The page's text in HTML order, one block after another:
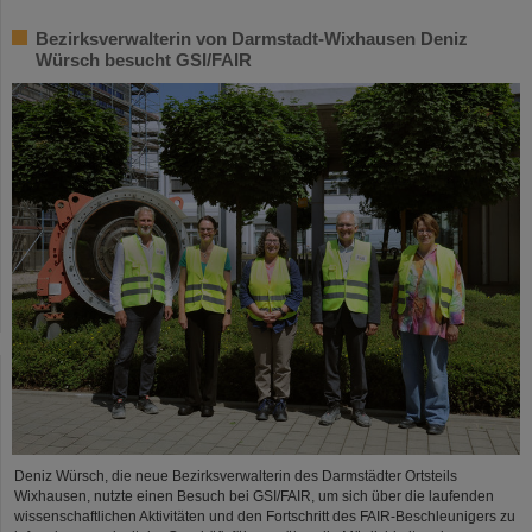
Bezirksverwalterin von Darmstadt-Wixhausen Deniz
Würsch besucht GSI/FAIR
Deniz Würsch, die neue Bezirksverwalterin des Darmstädter Ortsteils
Wixhausen, nutzte einen Besuch bei GSI/FAIR, um sich über die laufenden
wissenschaftlichen Aktivitäten und den Fortschritt des FAIR-Beschleunigers zu